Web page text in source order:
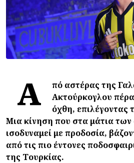
Α
πό αστέρας της
Ακτούρκογλου
όχθη,
Μια κίνηση που στα μάτια
ισοδυναμεί με προδοσία,
από τις πιο έντονες
της Τουρκίας.